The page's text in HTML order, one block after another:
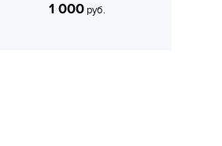
1 000 руб.